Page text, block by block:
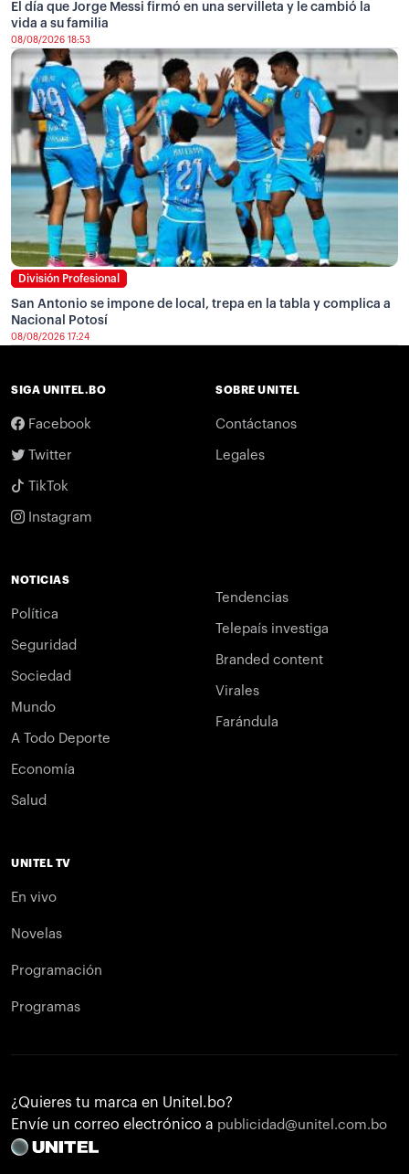
El día que Jorge Messi firmó en una servilleta y le cambió la
vida a su familia
08/08/2026 18:53
División Profesional
San Antonio se impone de local, trepa en la tabla y complica a
Nacional Potosí
08/08/2026 17:24
SIGA UNITEL.BO
Facebook
Twitter
TikTok
Instagram
SOBRE UNITEL
Contáctanos
Legales
NOTICIAS
Política
Seguridad
Sociedad
Mundo
A Todo Deporte
Economía
Salud
Tendencias
Telepaís investiga
Branded content
Virales
Farándula
UNITEL TV
En vivo
Novelas
Programación
Programas
¿Quieres tu marca en Unitel.bo?
Envíe un correo electrónico a publicidad@unitel.com.bo